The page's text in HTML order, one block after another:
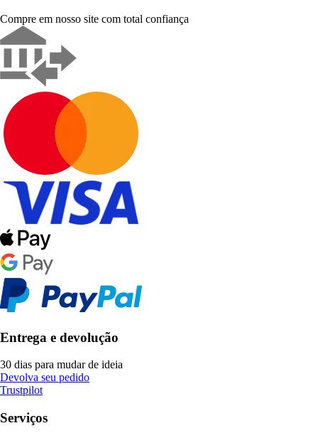
Compre em nosso site com total confiança
Entrega e devolução
30 dias para mudar de ideia
Devolva seu pedido
Trustpilot
Serviços